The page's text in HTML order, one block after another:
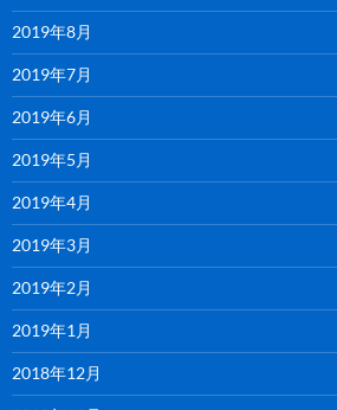
2019年8月
2019年7月
2019年6月
2019年5月
2019年4月
2019年3月
2019年2月
2019年1月
2018年12月